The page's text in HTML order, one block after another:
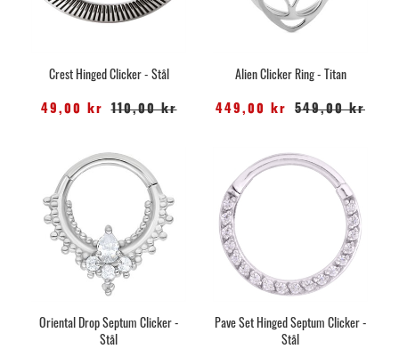
Crest Hinged Clicker - Stål
49,00 kr 110,00 kr
Alien Clicker Ring - Titan
449,00 kr 549,00 kr
Oriental Drop Septum Clicker -
Stål
Pave Set Hinged Septum Clicker -
Stål